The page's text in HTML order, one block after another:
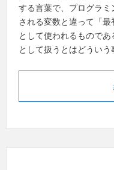
する言葉で、プログラ
される変数と違って「
として使われるもので
として扱うとはどういう